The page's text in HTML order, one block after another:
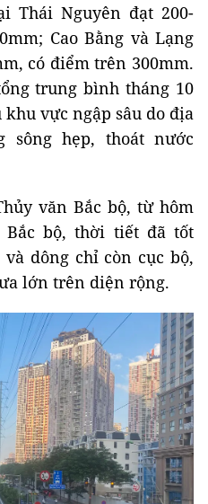
Thái Nguyên đạt 200-
Cao Bằng và Lạng
có điểm trên 300mm.
trung bình tháng 10
vực ngập sâu do địa
sông hẹp, thoát nước
văn Bắc bộ, từ hôm
Bắc bộ, thời tiết đã tốt
dông chỉ còn cục bộ,
lớn trên diện rộng.